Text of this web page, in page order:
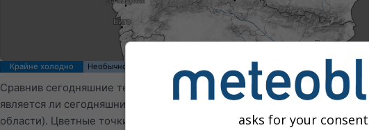
Sun 9 Tue 11 Wed 12
Крайне холодно Необычно холодно
Сравнив сегодняшние температуры с 40-летними историческими
является ли сегодняшний прогноз необычно тёплым (красные
области). Цветные точки показывают фактически наблюдавшиеся
asks for your consent